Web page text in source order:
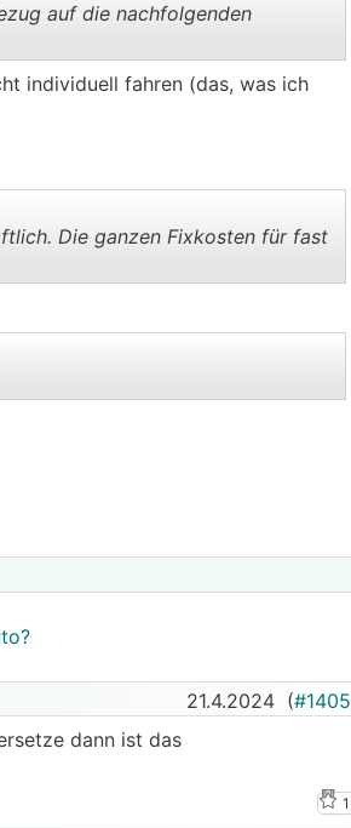
auf die nachfolgenden
individuell fahren (das, was ich
Die ganzen Fixkosten für fast
21.4.2024 (#1405
dann ist das
1